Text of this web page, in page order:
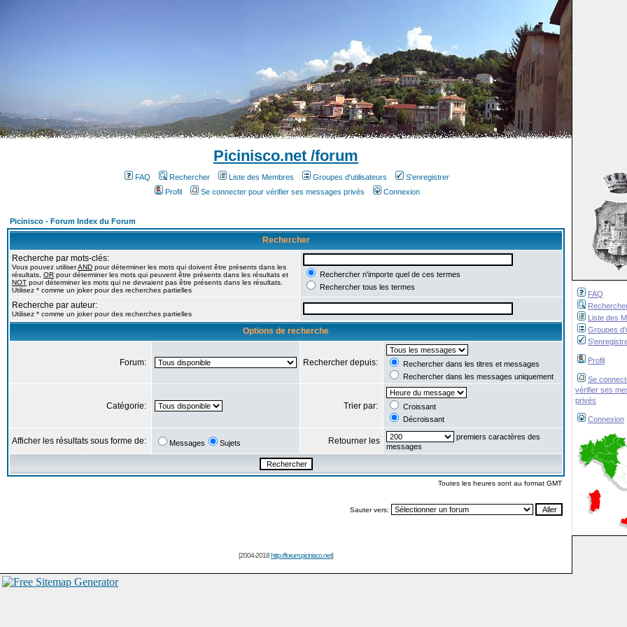
FAQ
Liste des
Groupes
Profil
Se
vérifier ses
privés
Connexion
Picinisco.net /forum
FAQ Rechercher Liste des Membres Groupes d'utilisateurs
S'enregistrer
Profil
Se connecter pour vérifier ses messages privés Connexion
Picinisco - Forum Index du Forum
Rechercher
Recherche par mots-clés:
Vous pouvez utiliserAND pour déterminer les mots qui doivent être présents dans les
résultats, OR pour déterminer les mots qui peuvent être présents dans les résultats et
NOT pour déterminer les mots qui ne devraient pas être présents dans les résultats.
Utilisez * comme un joker pour des recherches partielles
Rechercher n'importe quel de ces termes
Rechercher tous les termes
Recherche par auteur:
Utilisez * comme un joker pour des recherches partielles
Options de recherche
Forum: Rechercher depuis:
Rechercher dans les titres et messages
Rechercher dans les messages uniquement
Catégorie: Trier par:
Croissant
Décroissant
Afficher les résultats sous forme de: Messages Sujets Retourner les
premiers caractères des
messages
Toutes les heures sont au format GMT
Sauter vers:
[2004-2018http://forum.picinisco.net]